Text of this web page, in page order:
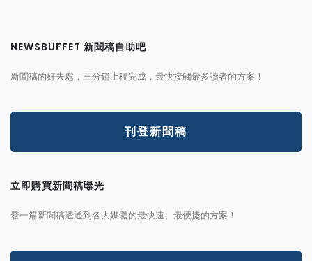
NEWSBUFFET 新聞稿自助吧
新聞稿的好去處，三分鐘上稿完成，最快接觸最多讀者的方案！
刊登新聞稿
立即購買新聞稿曝光
發一篇新聞稿透通到各大媒體的最快速、最便捷的方案！